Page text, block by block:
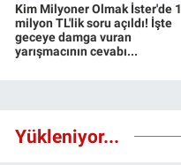
Kim Milyoner Olmak İster'de 1
milyon TL'lik soru açıldı! İşte
geceye damga vuran
yarışmacının cevabı...
Yükleniyor...